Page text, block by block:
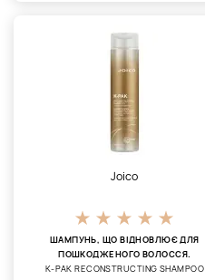
Joico
ШАМПУНЬ, ЩО ВІДНОВЛЮЄ ДЛЯ
ПОШКОДЖЕНОГО ВОЛОССЯ.
K-PAK RECONSTRUCTING SHAMPOO